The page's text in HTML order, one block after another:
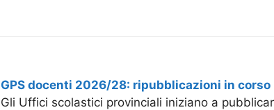
GPS docenti 2026/28: ripubblicazioni in corso
Gli Uffici scolastici provinciali iniziano a